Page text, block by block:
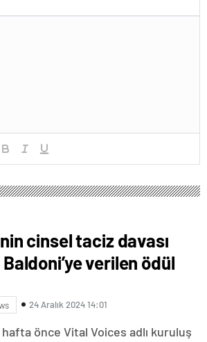
cinsel taciz davası
verilen ödül
24 Aralık 2024 14:01
önce Vital Voices adlı kuruluş